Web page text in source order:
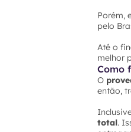
Porém,
pelo
Até o
melhor
Como
O
então,
total.